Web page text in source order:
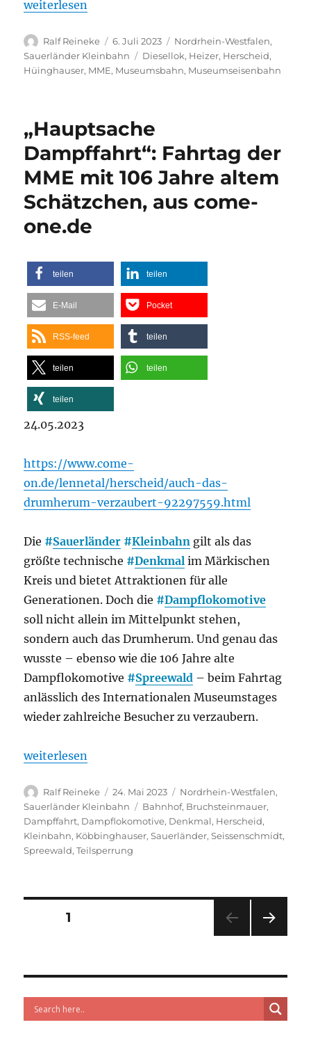
„Eine Diesellok und viele automobile Schätze bei
weiterlesen
Autor
Ralf Reineke
Veröffentlicht
am
6. Juli 2023 Kategorien
Nordrhein-Westfalen,
Sauerländer Kleinbahn
Schlagwörter
Diesellok, Heizer, Herscheid,
Hüinghauser, MME, Museumsbahn, Museumseisenbahn
„Hauptsache
Dampffahrt“: Fahrtag der
MME mit 106 Jahre altem
Schätzchen, aus come-
one.de
teilen teilen
E-Mail Pocket
RSS-feed teilen
teilen teilen
teilen
24.05.2023
https://www.come-
on.de/lennetal/herscheid/auch-das-
drumherum-verzaubert-92297559.html
Die #Sauerländer #Kleinbahn gilt als das
größte technische #Denkmal im Märkischen
Kreis und bietet Attraktionen für alle
Generationen. Doch die #Dampflokomotive
soll nicht allein im Mittelpunkt stehen,
sondern auch das Drumherum. Und genau das
wusste – ebenso wie die 106 Jahre alte
Dampflokomotive #Spreewald – beim Fahrtag
anlässlich des Internationalen Museumstages
wieder zahlreiche Besucher zu verzaubern.
„„Hauptsache Dampffahrt“: Fahrtag der MME mit
weiterlesen
Autor
Ralf Reineke
Veröffentlicht
am
24. Mai 2023 Kategorien
Nordrhein-Westfalen,
Sauerländer Kleinbahn
Schlagwörter
Bahnhof, Bruchsteinmauer,
Dampffahrt, Dampflokomotive, Denkmal, Herscheid,
Kleinbahn, Köbbinghauser,Sauerländer,Seissenschmidt,
Spreewald,Teilsperrung
Seitennummerierung
Beiträge
SEITE1
E